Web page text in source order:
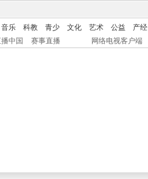
音乐 科教 青少 文化 艺术 公益 产经
中国
赛事直播 网络电视客户端